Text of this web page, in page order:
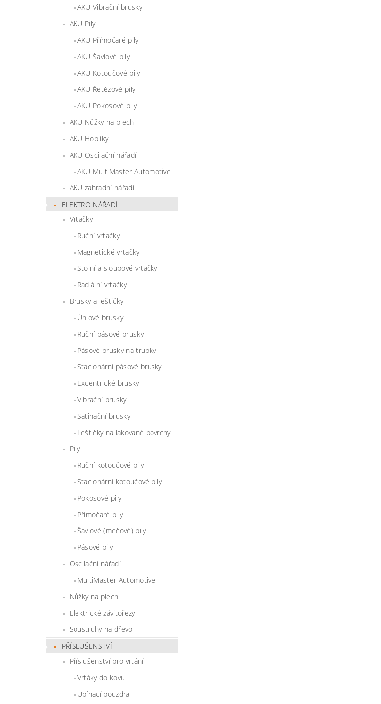
AKU Vibrační brusky
AKU Pily
AKU Přímočaré pily
AKU Šavlové pily
AKU Kotoučové pily
AKU Řetězové pily
AKU Pokosové pily
AKU Nůžky na plech
AKU Hoblíky
AKU Oscilační nářadí
AKU MultiMaster Automotive
AKU zahradní nářadí
ELEKTRO NÁŘADÍ
Vrtačky
Ruční vrtačky
Magnetické vrtačky
Stolní a sloupové vrtačky
Radiální vrtačky
Brusky a leštičky
Úhlové brusky
Ruční pásové brusky
Pásové brusky na trubky
Stacionární pásové brusky
Excentrické brusky
Vibrační brusky
Satinační brusky
Leštičky na lakované povrchy
Pily
Ruční kotoučové pily
Stacionární kotoučové pily
Pokosové pily
Přímočaré pily
Šavlové (mečové) pily
Pásové pily
Oscilační nářadí
MultiMaster Automotive
Nůžky na plech
Elektrické závitořezy
Soustruhy na dřevo
PŘÍSLUŠENSTVÍ
Příslušenství pro vrtání
Vrtáky do kovu
Upínací pouzdra